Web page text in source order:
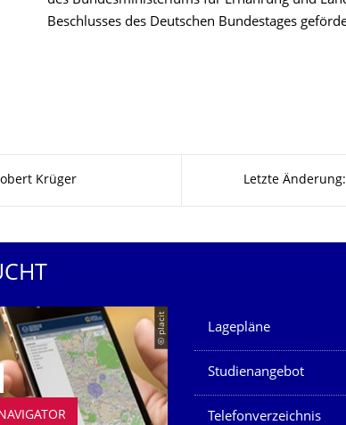
Beschlusses des Deutschen Bundestages
Krüger Letzte
© placit Unsere Dienste
Lagepläne
Studienangebot
Telefonverzeichnis